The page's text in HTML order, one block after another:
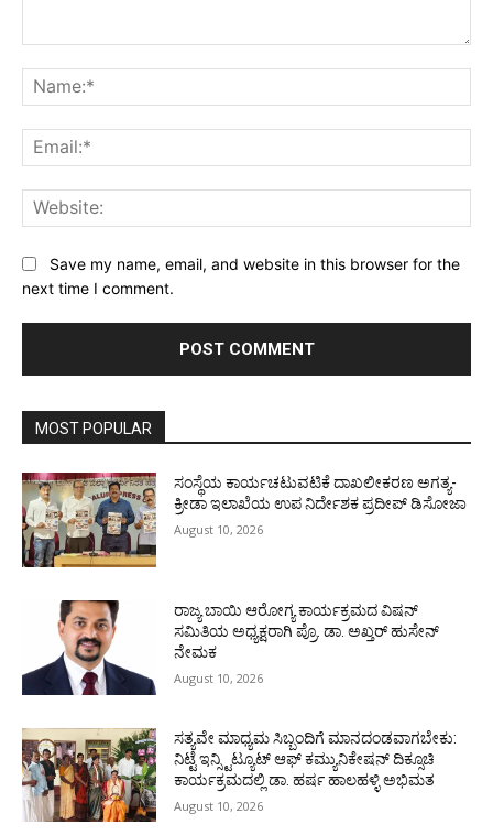
Save my name, email, and website in this browser for the
next time I comment.
MOST POPULAR
ಸಂಸ್ಥೆಯ ಕಾರ್ಯಚಟುವಟಿಕೆ ದಾಖಲೀಕರಣ ಅಗತ್ಯ-
ಕ್ರೀಡಾ ಇಲಾಖೆಯ ಉಪ ನಿರ್ದೇಶಕ ಪ್ರದೀಪ್ ಡಿಸೋಜಾ
August 10, 2026
ರಾಜ್ಯ ಬಾಯಿ ಆರೋಗ್ಯ ಕಾರ್ಯಕ್ರಮದ ವಿಷನ್
ಸಮಿತಿಯ ಅಧ್ಯಕ್ಷರಾಗಿ ಪ್ರೊ. ಡಾ. ಅಖ್ತರ್ ಹುಸೇನ್
ನೇಮಕ
August 10, 2026
ಸತ್ಯವೇ ಮಾಧ್ಯಮ ಸಿಬ್ಬಂದಿಗೆ ಮಾನದಂಡವಾಗಬೇಕು:
ನಿಟ್ಟೆ ಇನ್ಸ್ಟಿಟ್ಯೂಟ್ ಆಫ್ ಕಮ್ಯುನಿಕೇಷನ್ ದಿಕ್ಸೂಚಿ
ಕಾರ್ಯಕ್ರಮದಲ್ಲಿ ಡಾ. ಹರ್ಷ ಹಾಲಹಳ್ಳಿ ಅಭಿಮತ
August 10, 2026